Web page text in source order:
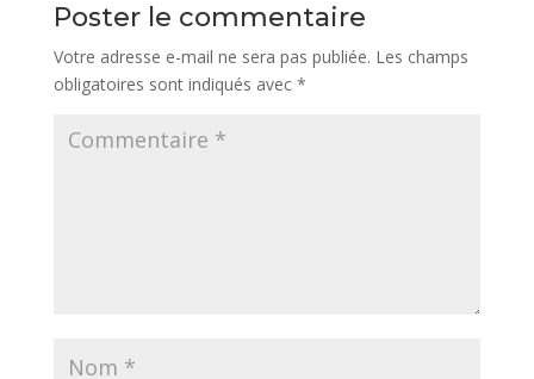
Poster le commentaire
Votre adresse e-mail ne sera pas publiée. Les champs
obligatoires sont indiqués avec *